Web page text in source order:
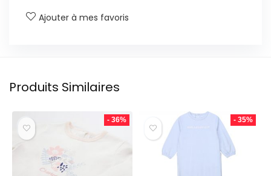
Ajouter à mes favoris
Produits Similaires
- 36% - 35%